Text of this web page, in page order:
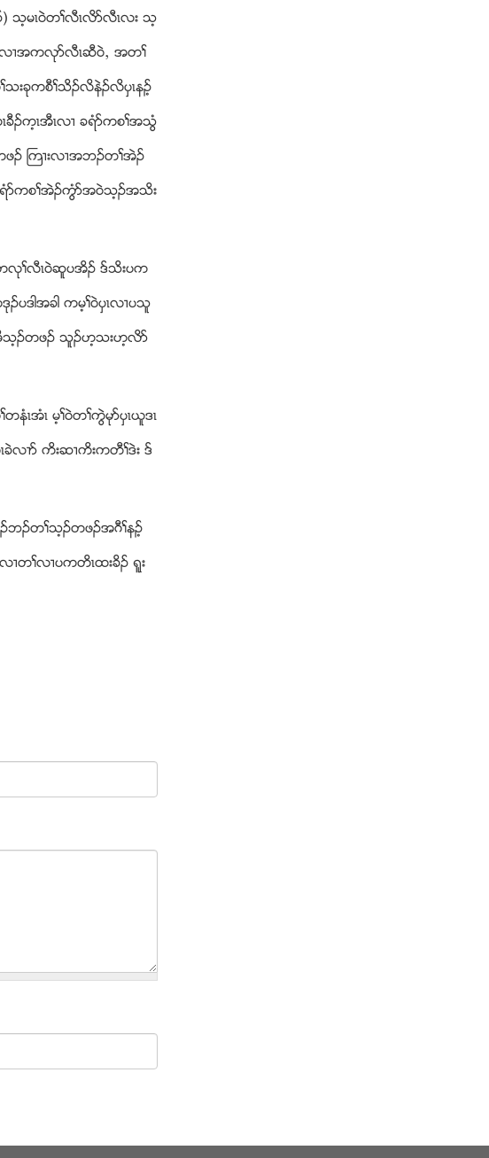
သ့မၚ၀ဲတႈလီၚလိဏလီၚလး သ့
လ႕အကလုဏလီၚဆီ၀ဲယ အတႈ
သးခုကစီႈသိဥလိနဲဥလိပွၚနဥ့
ဥက့ၚအီၚလ႕ ခရံဏကစႈအသြံ
ဥ ႀက႕းလ႕အဘဥတႈအဲဥ
ဏကစႈအဲဥကြံဏအ၀ဲသ့ဥအသိး
ကလုႈလီၚ၀ဲဆူပအိဥ ဒ္သိးပက
ဒါအခါ ကမ့ႈ၀ဲပွၚလ႕ပသူ
ရံဖိသ့ဥတဖဥ သူဥဟ့သးဟ့လိဏ
နံၚအံၚ မ့ႈ၀ဲတႈကြဲမုဏပွၚဎူဒၚ
ခဲလ႕ဏ ကိးဆ႕ကိးကတီႈဒဲး ဒ္
ဥဘဥတႈသ့ဥတဖဥအဂီႈနဥ့
႕တႈလ႕ပကတိၚထးခိဥ ရူး